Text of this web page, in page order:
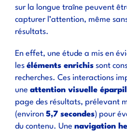
sur la longue traîne peuvent
capturer l’attention, même
résultats.
En effet, une étude a mis en
leséléments enrichis sont
recherches. Ces interactions
uneattention visuelle
page des résultats, prélevant
(environ5,7 secondes) pour
du contenu. Unenavigation